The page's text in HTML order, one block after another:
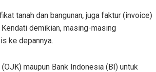
tanah dan bangunan, juga faktur (invoice)
demikian, masing-masing
ke depannya.
maupun Bank Indonesia (BI) untuk